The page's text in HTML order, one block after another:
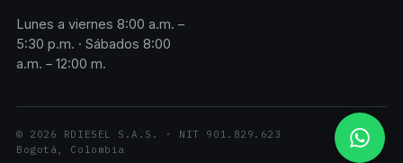
Lunes a viernes 8:00 a.m. –
5:30 p.m. · Sábados 8:00
a.m. – 12:00 m.
© 2026 RDIESEL S.A.S. · NIT 901.829.623
Bogotá, Colombia